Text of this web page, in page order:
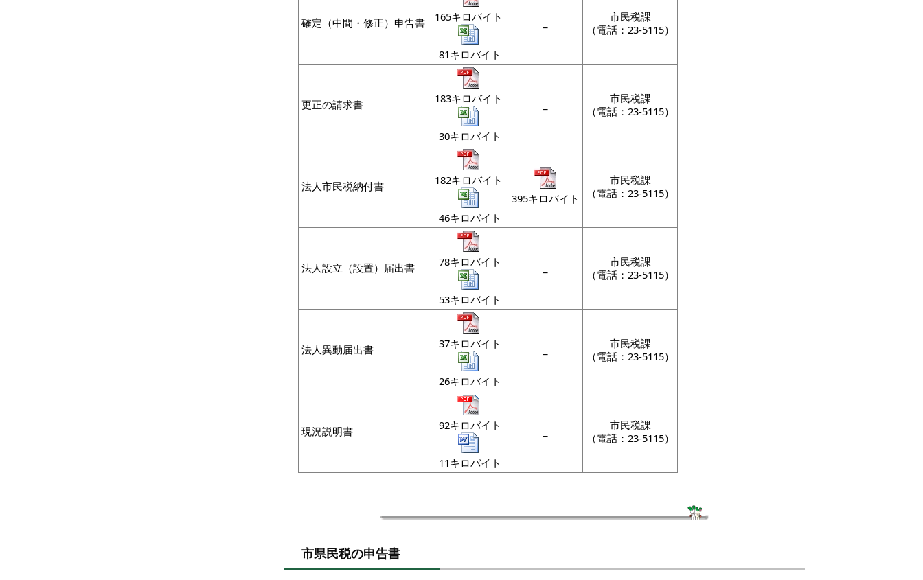
確定（中間・修正）申告書 165キロバイト
81キロバイト
市民税課
（電話：23-5115）
更正の請求書 183キロバイト
30キロバイト
市民税課
（電話：23-5115）
法人市民税納付書 182キロバイト
46キロバイト
395キロバイト
市民税課
（電話：23-5115）
法人設立（設置）届出書 78キロバイト
53キロバイト
市民税課
（電話：23-5115）
法人異動届出書 37キロバイト
26キロバイト
市民税課
（電話：23-5115）
現況説明書 92キロバイト
11キロバイト
市民税課
（電話：23-5115）
市県民税の申告書